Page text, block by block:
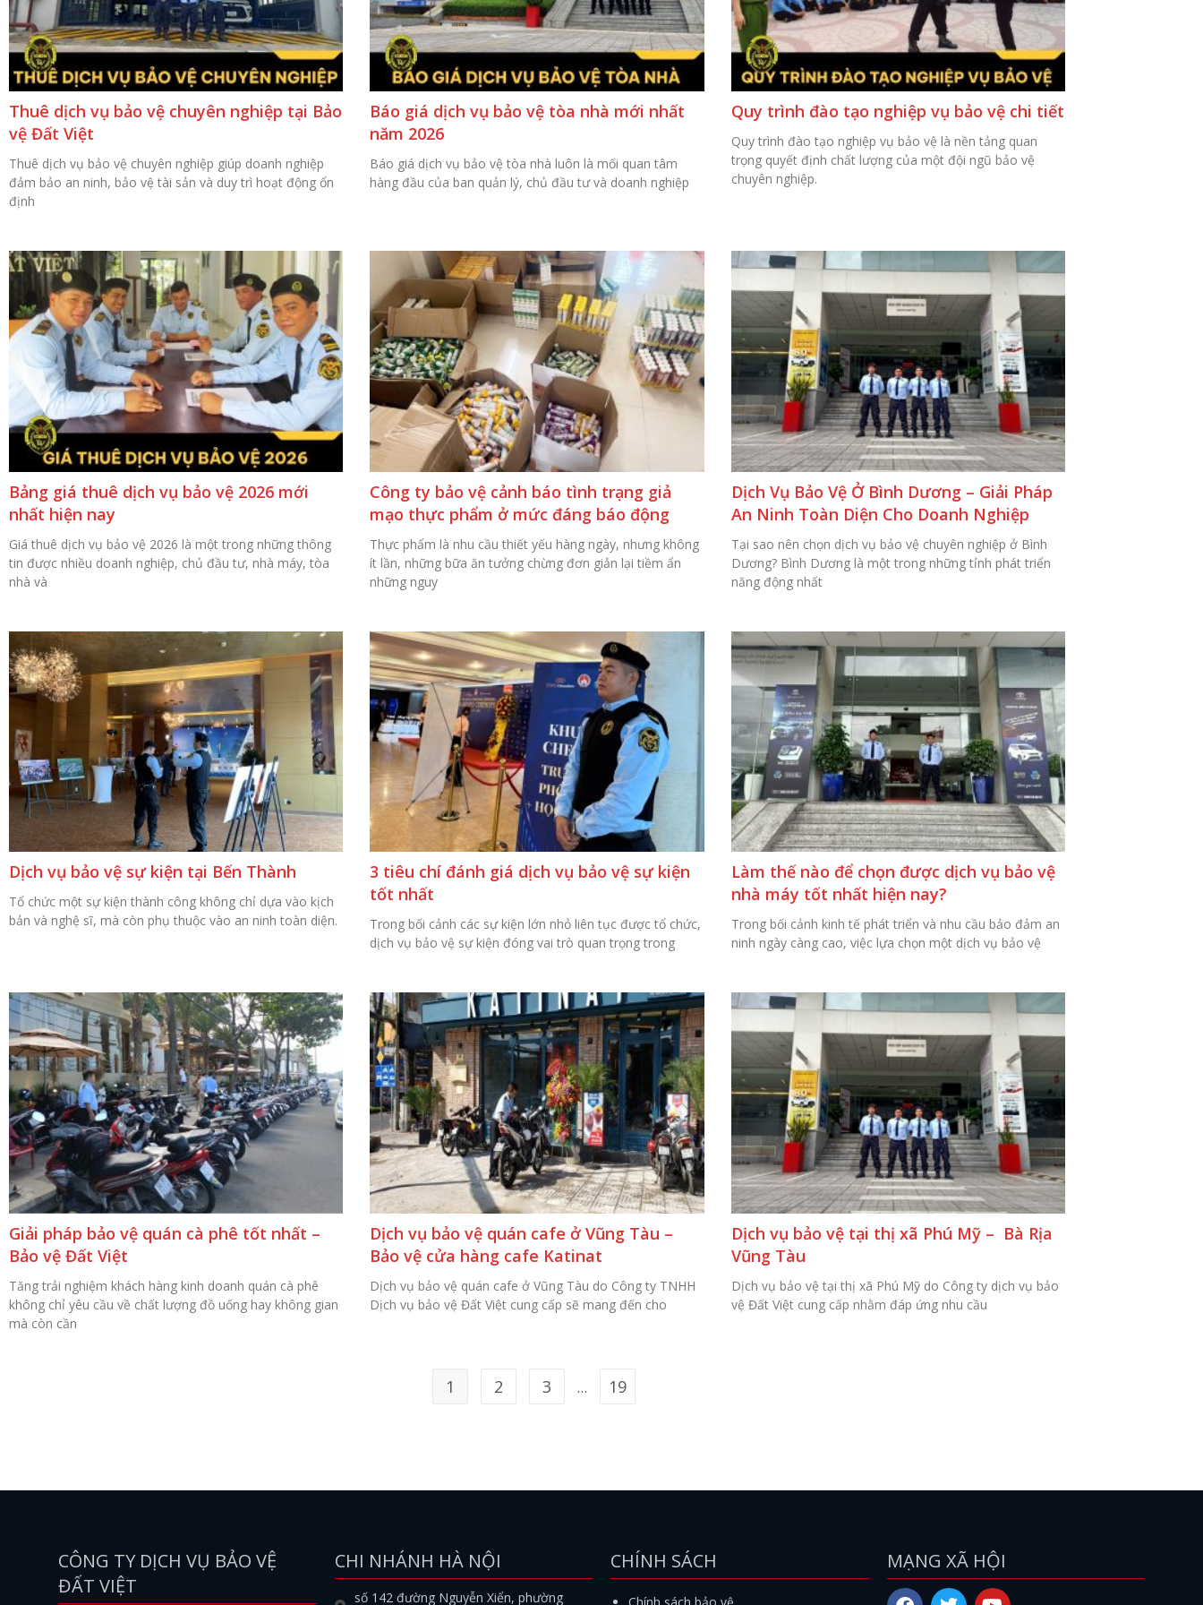
Thuê dịch vụ bảo vệ chuyên nghiệp tại Bảo
vệ Đất Việt
Thuê dịch vụ bảo vệ chuyên nghiệp giúp doanh nghiệp
đảm bảo an ninh, bảo vệ tài sản và duy trì hoạt động ổn
định
Báo giá dịch vụ bảo vệ tòa nhà mới nhất
năm 2026
Báo giá dịch vụ bảo vệ tòa nhà luôn là mối quan tâm
hàng đầu của ban quản lý, chủ đầu tư và doanh nghiệp
Quy trình đào tạo nghiệp vụ bảo vệ chi tiết
Quy trình đào tạo nghiệp vụ bảo vệ là nền tảng quan
trọng quyết định chất lượng của một đội ngũ bảo vệ
chuyên nghiệp.
Bảng giá thuê dịch vụ bảo vệ 2026 mới
nhất hiện nay
Giá thuê dịch vụ bảo vệ 2026 là một trong những thông
tin được nhiều doanh nghiệp, chủ đầu tư, nhà máy, tòa
nhà và
Công ty bảo vệ cảnh báo tình trạng giả
mạo thực phẩm ở mức đáng báo động
Thực phẩm là nhu cầu thiết yếu hàng ngày, nhưng không
ít lần, những bữa ăn tưởng chừng đơn giản lại tiềm ẩn
những nguy
Dịch Vụ Bảo Vệ Ở Bình Dương – Giải Pháp
An Ninh Toàn Diện Cho Doanh Nghiệp
Tại sao nên chọn dịch vụ bảo vệ chuyên nghiệp ở Bình
Dương? Bình Dương là một trong những tỉnh phát triển
năng động nhất
Dịch vụ bảo vệ sự kiện tại Bến Thành
Tổ chức một sự kiện thành công không chỉ dựa vào kịch
bản và nghệ sĩ, mà còn phụ thuộc vào an ninh toàn diện.
3 tiêu chí đánh giá dịch vụ bảo vệ sự kiện
tốt nhất
Trong bối cảnh các sự kiện lớn nhỏ liên tục được tổ chức,
dịch vụ bảo vệ sự kiện đóng vai trò quan trọng trong
Làm thế nào để chọn được dịch vụ bảo vệ
nhà máy tốt nhất hiện nay?
Trong bối cảnh kinh tế phát triển và nhu cầu bảo đảm an
ninh ngày càng cao, việc lựa chọn một dịch vụ bảo vệ
Giải pháp bảo vệ quán cà phê tốt nhất –
Bảo vệ Đất Việt
Tăng trải nghiệm khách hàng kinh doanh quán cà phê
không chỉ yêu cầu về chất lượng đồ uống hay không gian
mà còn cần
Dịch vụ bảo vệ quán cafe ở Vũng Tàu –
Bảo vệ cửa hàng cafe Katinat
Dịch vụ bảo vệ quán cafe ở Vũng Tàu do Công ty TNHH
Dịch vụ bảo vệ Đất Việt cung cấp sẽ mang đến cho
Dịch vụ bảo vệ tại thị xã Phú Mỹ – Bà Rịa
Vũng Tàu
Dịch vụ bảo vệ tại thị xã Phú Mỹ do Công ty dịch vụ bảo
vệ Đất Việt cung cấp nhằm đáp ứng nhu cầu
1 2 3 … 19
CÔNG TY DỊCH VỤ BẢO VỆ
ĐẤT VIỆT
CHI NHÁNH HÀ NỘI
số 142 đường Nguyễn Xiển, phường
CHÍNH SÁCH
Chính sách bảo vệ
MẠNG XÃ HỘI